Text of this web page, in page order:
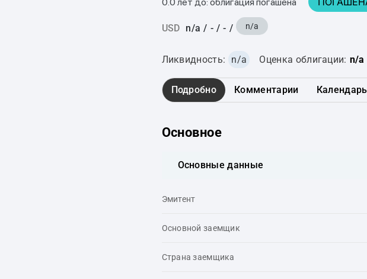
USD n/a / - / - / n/a
Ликвидность: n/a Оценка облигации: n/a
Подробно Комментарии
Основное
Основные данные
Эмитент
Основной заемщик
Страна заемщика